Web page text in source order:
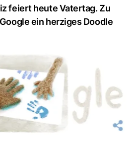
feiert heute Vatertag. Zu
ein herziges Doodle